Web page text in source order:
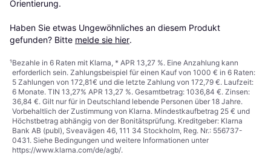
Orientierung.
Haben Sie etwas Ungewöhnliches an diesem Produkt
gefunden? Bitte melde sie hier.
¹Bezahle in 6 Raten mit Klarna, * APR 13,27 %. Eine Anzahlung kann
erforderlich sein. Zahlungsbeispiel für einen Kauf von 1000 € in 6 Raten:
5 Zahlungen von 172,81€ und die letzte Zahlung von 172,79 €. Laufzeit:
6 Monate. TIN 13,27% APR 13,27 %. Gesamtbetrag: 1036,84 €. Zinsen:
36,84 €. Gilt nur für in Deutschland lebende Personen über 18 Jahre.
Vorbehaltlich der Zustimmung von Klarna. Mindestkaufbetrag 25 € und
Höchstbetrag abhängig von der Bonitätsprüfung. Kreditgeber: Klarna
Bank AB (publ), Sveavägen 46, 111 34 Stockholm, Reg. Nr.: 556737-
0431. Siehe Bedingungen und weitere Informationen unter
https://www.klarna.com/de/agb/.